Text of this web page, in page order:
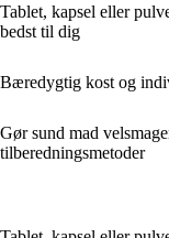
Tablet, kapsel eller
bedst til dig
Bæredygtig kost og
Gør sund mad
tilberedningsmetoder